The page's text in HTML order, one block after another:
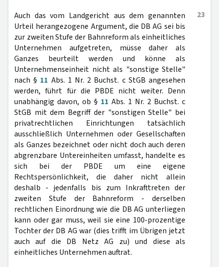
23
Auch das vom Landgericht aus dem genannten
Urteil herangezogene Argument, die DB AG sei bis
zur zweiten Stufe der Bahnreform als einheitliches
Unternehmen aufgetreten, müsse daher als
Ganzes beurteilt werden und könne als
Unternehmenseinheit nicht als "sonstige Stelle"
nach § 11 Abs. 1 Nr. 2 Buchst. c StGB angesehen
werden, führt für die PBDE nicht weiter. Denn
unabhängig davon, ob § 11 Abs. 1 Nr. 2 Buchst. c
StGB mit dem Begriff der "sonstigen Stelle" bei
privatrechtlichen Einrichtungen tatsächlich
ausschließlich Unternehmen oder Gesellschaften
als Ganzes bezeichnet oder nicht doch auch deren
abgrenzbare Untereinheiten umfasst, handelte es
sich bei der PBDE um eine eigene
Rechtspersönlichkeit, die daher nicht allein
deshalb - jedenfalls bis zum Inkrafttreten der
zweiten Stufe der Bahnreform - derselben
rechtlichen Einordnung wie die DB AG unterliegen
kann oder gar muss, weil sie eine 100-prozentige
Tochter der DB AG war (dies trifft im Übrigen jetzt
auch auf die DB Netz AG zu) und diese als
einheitliches Unternehmen auftrat.